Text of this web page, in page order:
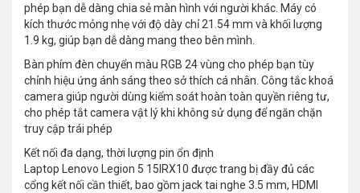
phép bạn dễ dàng chia sẻ màn hình với người khác. Máy có
kích thước mỏng nhẹ với độ dày chỉ 21.54 mm và khối lượng
1.9 kg, giúp bạn dễ dàng mang theo bên mình.
Bàn phím đèn chuyển màu RGB 24 vùng cho phép bạn tùy
chỉnh hiệu ứng ánh sáng theo sở thích cá nhân. Công tắc khoá
camera giúp người dùng kiểm soát hoàn toàn quyền riêng tư,
cho phép tắt camera vật lý khi không sử dụng để ngăn chặn
truy cập trái phép
Kết nối đa dạng, thời lượng pin ổn định
Laptop Lenovo Legion 5 15IRX10 được trang bị đầy đủ các
cổng kết nối cần thiết, bao gồm jack tai nghe 3.5 mm, HDMI